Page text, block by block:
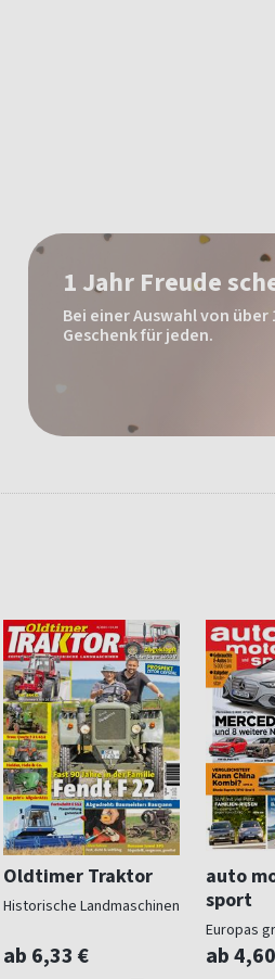
1 Jahr Freude
Bei einer Auswahl von
Geschenk für jeden.
Oldtimer Traktor
Historische Landmaschinen
ab 6,33 €
auto
sport
Europas
Magazin
ab